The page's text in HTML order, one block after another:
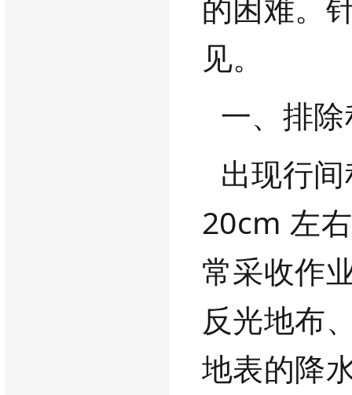
见。
一、排
出现行
20cm 左
常采收作
反光地布
地表的降